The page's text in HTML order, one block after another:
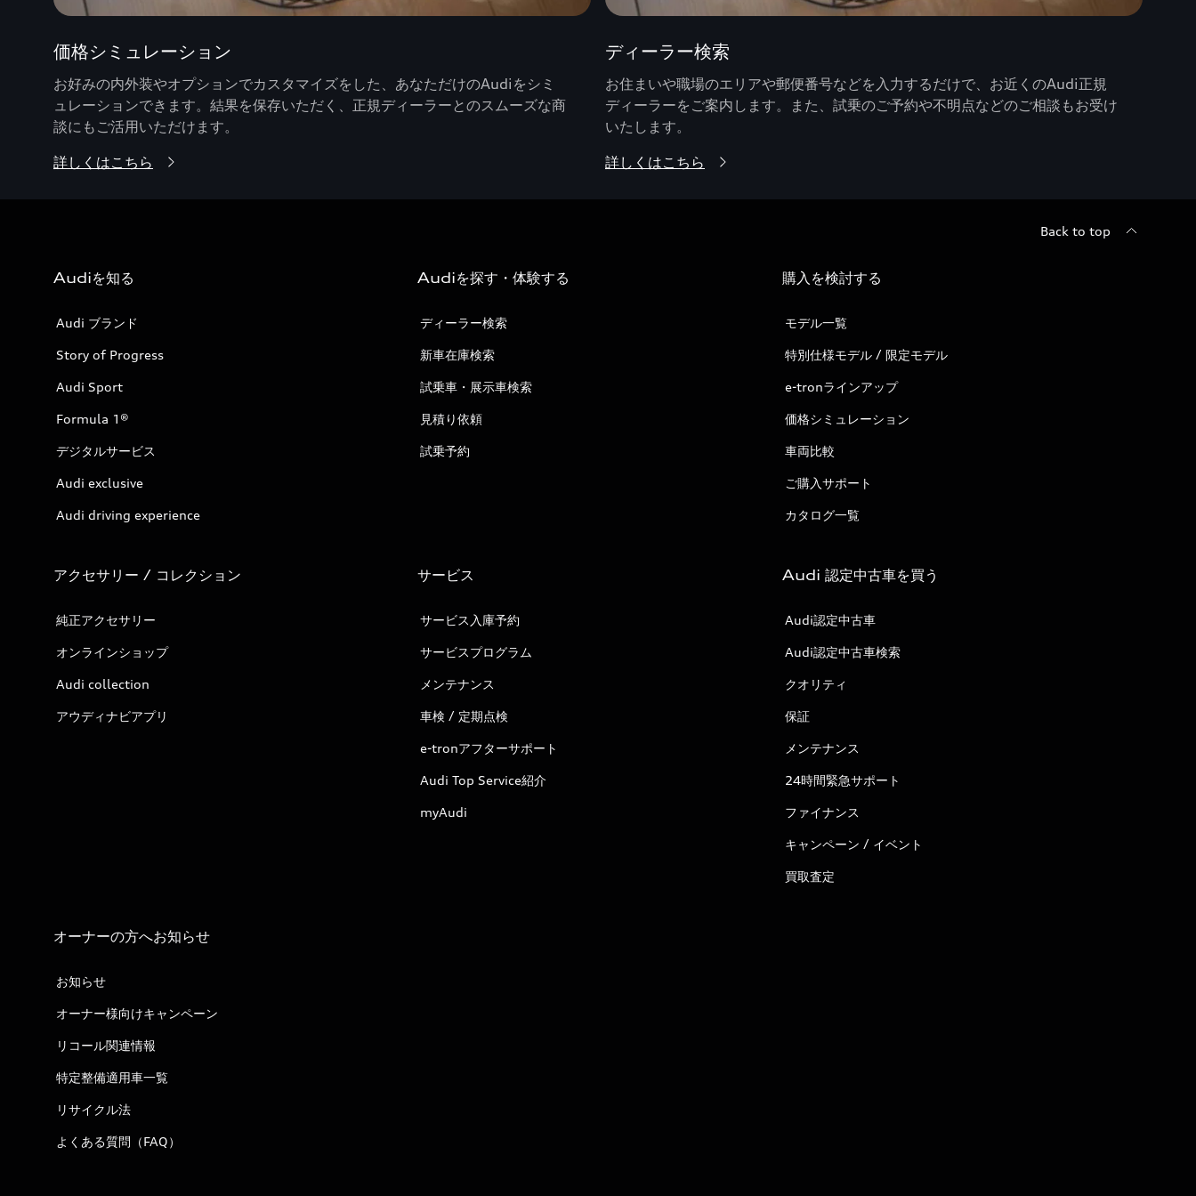
価格シミュレーション
お好みの内外装やオプションでカスタマイズをした、あなただけのAudiをシミ
ュレーションできます。結果を保存いただく、正規ディーラーとのスムーズな商
談にもご活用いただけます。
詳しくはこちら
ディーラー検索
お住まいや職場のエリアや郵便番号などを入力するだけで、お近くのAudi正規
ディーラーをご案内します。また、試乗のご予約や不明点などのご相談もお受け
いたします。
詳しくはこちら
Back to top
Audiを知る
Audi ブランド
Story of Progress
Audi Sport
Formula 1®
デジタルサービス
Audi exclusive
Audi driving experience
Audiを探す・体験する
ディーラー検索
新車在庫検索
試乗車・展示車検索
見積り依頼
試乗予約
購入を検討する
モデル一覧
特別仕様モデル / 限定モデル
e-tronラインアップ
価格シミュレーション
車両比較
ご購入サポート
カタログ一覧
アクセサリー / コレクション
純正アクセサリー
オンラインショップ
Audi collection
アウディナビアプリ
サービス
サービス入庫予約
サービスプログラム
メンテナンス
車検 / 定期点検
e-tronアフターサポート
Audi Top Service紹介
myAudi
Audi 認定中古車を買う
Audi認定中古車
Audi認定中古車検索
クオリティ
保証
メンテナンス
24時間緊急サポート
ファイナンス
キャンペーン / イベント
買取査定
オーナーの方へお知らせ
お知らせ
オーナー様向けキャンペーン
リコール関連情報
特定整備適用車一覧
リサイクル法
よくある質問（FAQ）